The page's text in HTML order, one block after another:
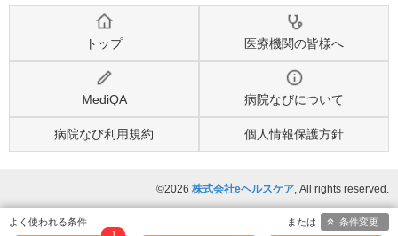
トップ 医療機関の皆様へ
MediQA 病院なびについて
病院なび利用規約 個人情報保護方針
©2026 株式会社eヘルスケア, All rights reserved.
条件変更